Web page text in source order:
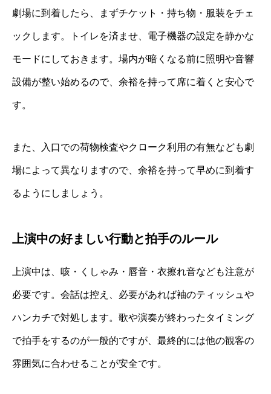
劇場に到着したら、まずチケット・持ち物・服装をチェ
ックします。トイレを済ませ、電子機器の設定を静かな
モードにしておきます。場内が暗くなる前に照明や音響
設備が整い始めるので、余裕を持って席に着くと安心で
す。
また、入口での荷物検査やクローク利用の有無なども劇
場によって異なりますので、余裕を持って早めに到着す
るようにしましょう。
上演中の好ましい行動と拍手のルール
上演中は、咳・くしゃみ・唇音・衣擦れ音なども注意が
必要です。会話は控え、必要があれば袖のティッシュや
ハンカチで対処します。歌や演奏が終わったタイミング
で拍手をするのが一般的ですが、最終的には他の観客の
雰囲気に合わせることが安全です。